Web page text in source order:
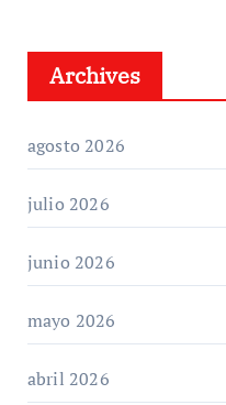
Archives
agosto 2026
julio 2026
junio 2026
mayo 2026
abril 2026